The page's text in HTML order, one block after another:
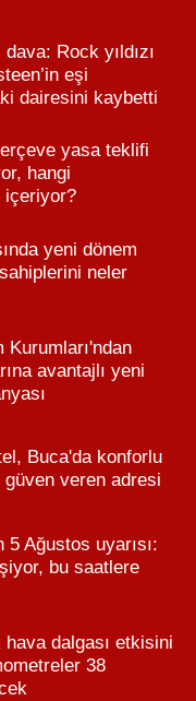
Rock yıldızı
eşi
dairesini kaybetti
yasa teklifi
hangi
içeriyor?
yeni dönem
neler
Kurumları'ndan
avantajlı yeni
Buca'da konforlu
güven veren adresi
Ağustos uyarısı:
bu saatlere
hava dalgası etkisini
38